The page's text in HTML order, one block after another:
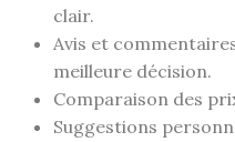
clair.
Avis et
meilleure décision.
Comparaison des
Suggestions